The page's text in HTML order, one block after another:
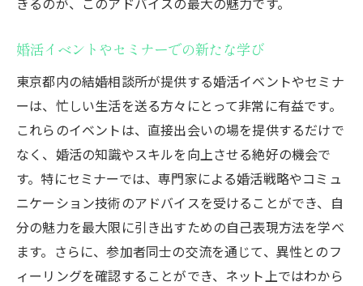
婚活イベントやセミナーでの新たな学び
東京都内の結婚相談所が提供する婚活イベントやセミナ
ーは、忙しい生活を送る方々にとって非常に有益です。
これらのイベントは、直接出会いの場を提供するだけで
なく、婚活の知識やスキルを向上させる絶好の機会で
す。特にセミナーでは、専門家による婚活戦略やコミュ
ニケーション技術のアドバイスを受けることができ、自
分の魅力を最大限に引き出すための自己表現方法を学べ
ます。さらに、参加者同士の交流を通じて、異性とのフ
ィーリングを確認することができ、ネット上ではわから